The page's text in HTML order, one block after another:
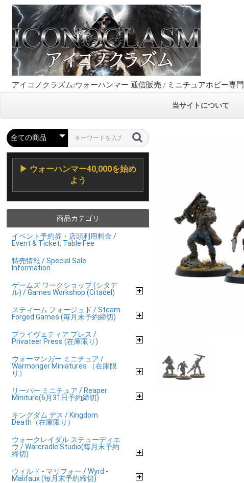
アイコノクラズム:ウォーハンマー 通信販売 / ミニチュアホビー専
当サイトについて
▶ ウォーハンマー40,000を始め
よう
商品カテゴリ
イベント予約券・店頭利用料金 /
Event & Ticket, Table Fee
特売情報 / Special Sale
Information
ゲームズ ワークショップ (シタデ
ル) / Games Workshop (Citadel)
スティーム フォージュド / Steam
Forged Games (毎月末予約締切)
プライヴェティア プレス /
Privateer Press (在庫限り)
ウォーマンガー ミニチュア /
Warmonger Miniatures （在庫限
り）
リーパー ミニチュア / Reaper
Miniture(6月31日予約締切)
キングダム デス / Kingdom
Death（在庫限り）
ウォークレイダル ステューディエ
ウ / Warcradle Studio(毎月末予約
締切)
ウィルド - マリフォー / Wyrd -
Malifaux (毎月末予約締切)